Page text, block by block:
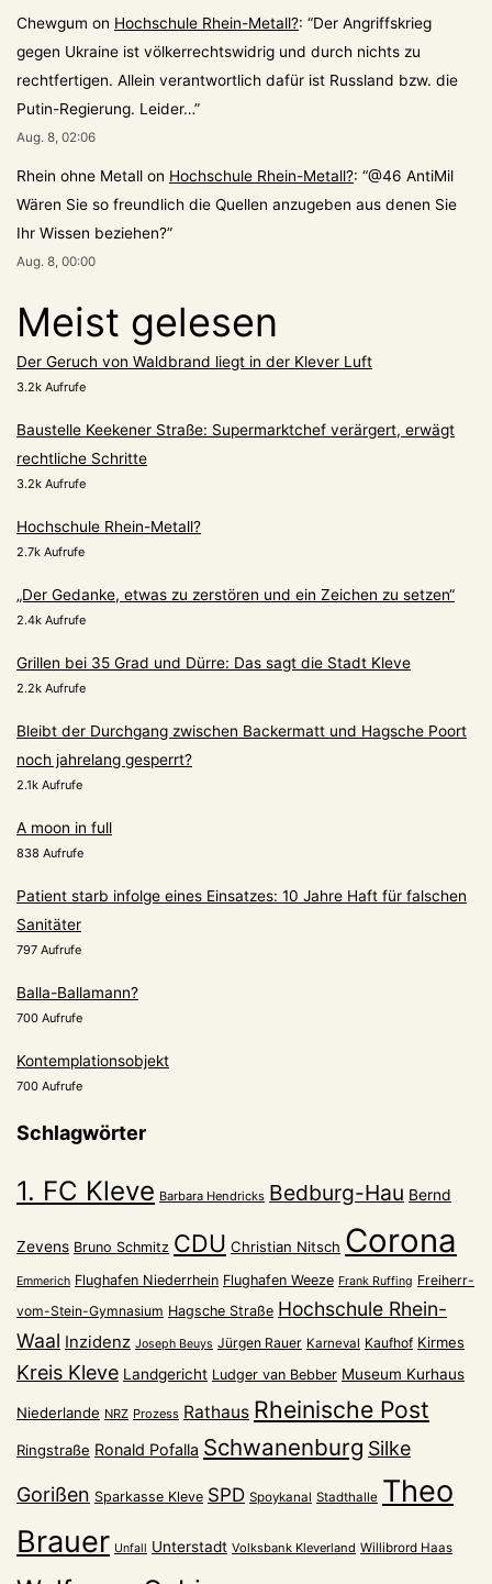
Chewgum on Hochschule Rhein-Metall?: “Der Angriffskrieg
gegen Ukraine ist völkerrechtswidrig und durch nichts zu
rechtfertigen. Allein verantwortlich dafür ist Russland bzw. die
Putin-Regierung. Leider…”
Aug. 8, 02:06
Rhein ohne Metall on Hochschule Rhein-Metall?: “@46 AntiMil
Wären Sie so freundlich die Quellen anzugeben aus denen Sie
Ihr Wissen beziehen?”
Aug. 8, 00:00
Meist gelesen
Der Geruch von Waldbrand liegt in der Klever Luft
3.2k Aufrufe
Baustelle Keekener Straße: Supermarktchef verärgert, erwägt
rechtliche Schritte
3.2k Aufrufe
Hochschule Rhein-Metall?
2.7k Aufrufe
„Der Gedanke, etwas zu zerstören und ein Zeichen zu setzen“
2.4k Aufrufe
Grillen bei 35 Grad und Dürre: Das sagt die Stadt Kleve
2.2k Aufrufe
Bleibt der Durchgang zwischen Backermatt und Hagsche Poort
noch jahrelang gesperrt?
2.1k Aufrufe
A moon in full
838 Aufrufe
Patient starb infolge eines Einsatzes: 10 Jahre Haft für falschen
Sanitäter
797 Aufrufe
Balla-Ballamann?
700 Aufrufe
Kontemplationsobjekt
700 Aufrufe
Schlagwörter
1. FC Kleve Barbara Hendricks Bedburg-Hau Bernd
Zevens Bruno Schmitz CDU Christian Nitsch Corona
Emmerich Flughafen Niederrhein Flughafen Weeze Frank Ruffing Freiherr-
vom-Stein-Gymnasium Hagsche Straße Hochschule Rhein-
Waal Inzidenz Joseph Beuys Jürgen Rauer Karneval Kaufhof Kirmes
Kreis Kleve Landgericht Ludger van Bebber Museum Kurhaus
Niederlande NRZ Prozess Rathaus Rheinische Post
Ringstraße Ronald Pofalla Schwanenburg Silke
Gorißen Sparkasse Kleve SPD Spoykanal Stadthalle Theo
Brauer Unfall Unterstadt Volksbank Kleverland Willibrord Haas